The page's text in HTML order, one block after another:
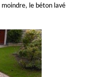
le béton lavé